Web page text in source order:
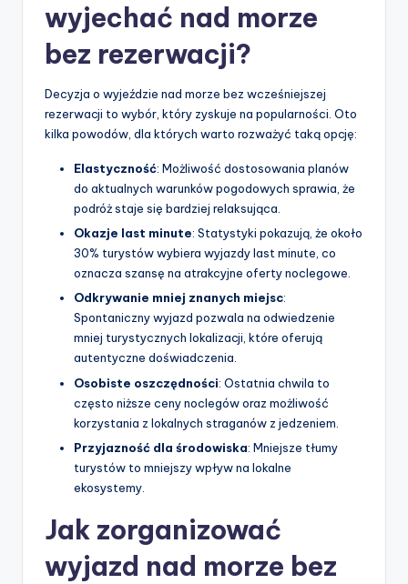
wyjechać nad morze
bez rezerwacji?
Decyzja o wyjeździe nad morze bez wcześniejszej
rezerwacji to wybór, który zyskuje na popularności. Oto
kilka powodów, dla których warto rozważyć taką opcję:
Elastyczność: Możliwość dostosowania planów
do aktualnych warunków pogodowych sprawia, że
podróż staje się bardziej relaksująca.
Okazje last minute: Statystyki pokazują, że około
30% turystów wybiera wyjazdy last minute, co
oznacza szansę na atrakcyjne oferty noclegowe.
Odkrywanie mniej znanych miejsc:
Spontaniczny wyjazd pozwala na odwiedzenie
mniej turystycznych lokalizacji, które oferują
autentyczne doświadczenia.
Osobiste oszczędności: Ostatnia chwila to
często niższe ceny noclegów oraz możliwość
korzystania z lokalnych straganów z jedzeniem.
Przyjazność dla środowiska: Mniejsze tłumy
turystów to mniejszy wpływ na lokalne
ekosystemy.
Jak zorganizować
wyjazd nad morze bez